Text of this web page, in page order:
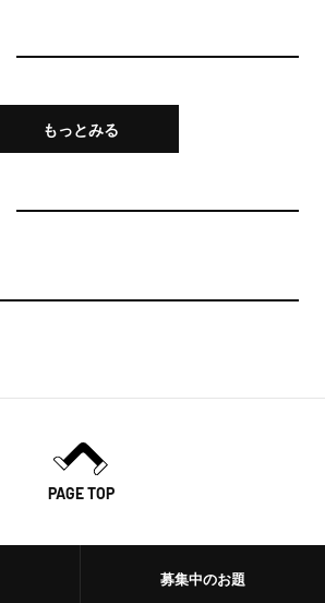
もっとみる
PAGE TOP
募集中のお題